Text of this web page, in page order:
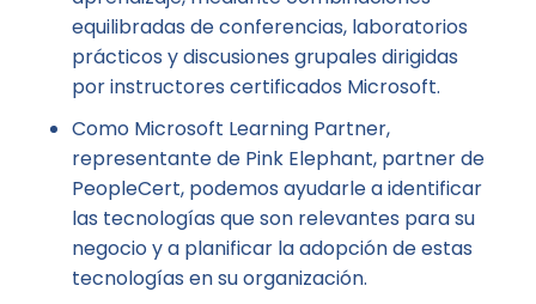
equilibradas de conferencias, laboratorios
prácticos y discusiones grupales dirigidas
por instructores certificados Microsoft.
Como Microsoft Learning Partner,
representante de Pink Elephant, partner de
PeopleCert, podemos ayudarle a identificar
las tecnologías que son relevantes para su
negocio y a planificar la adopción de estas
tecnologías en su organización.